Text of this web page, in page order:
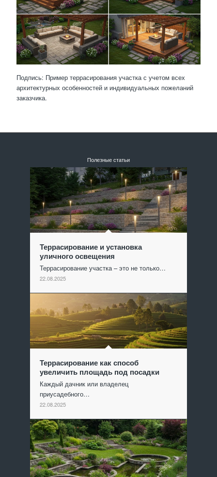
Подпись: Пример террасирования участка с учетом всех
архитектурных особенностей и индивидуальных пожеланий
заказчика.
Полезные статьи
Террасирование и установка
уличного освещения
Террасирование участка – это не только…
22.08.2025
Террасирование как способ
увеличить площадь под посадки
Каждый дачник или владелец
приусадебного…
22.08.2025